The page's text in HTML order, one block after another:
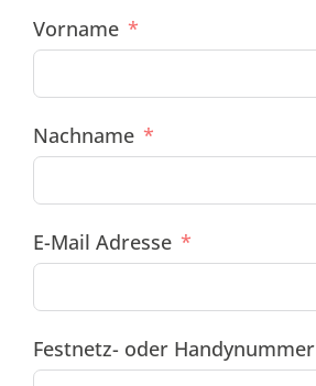
Vorname
Nachname
E-Mail Adresse
Festnetz- oder Handynummer